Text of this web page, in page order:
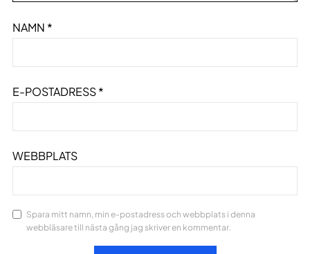
NAMN *
E-POSTADRESS*
WEBBPLATS
Spara mitt namn, min e-postadress och webbplats i denna
webbläsare till nästa gång jag skriver en kommentar.